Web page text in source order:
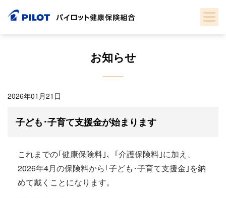
お知らせ
2026年01月21日
子ども･子育て支援金が始まります
これまでの｢健康保険料｣、｢介護保険料｣に加え、
2026年4月の保険料から｢子ども･子育て支援金｣を納
めて戴くことになります。